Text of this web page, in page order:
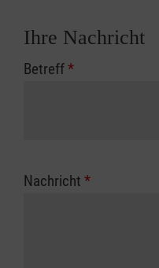
Ihre Nachricht
Betreff*
Nachricht *